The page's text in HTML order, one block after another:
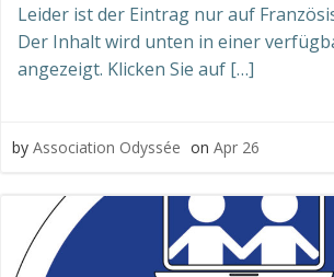
Leider ist der Eintrag nur auf
Der Inhalt wird unten in einer
angezeigt. Klicken Sie auf […]
by Association Odyssée on Apr 26